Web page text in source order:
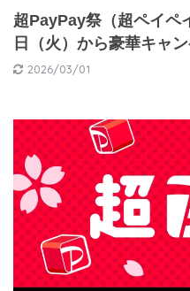
超PayPay祭（超ペイペ
日（火）から豪華キャ
2026/03/01